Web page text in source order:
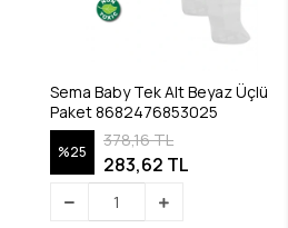
Sema Baby Tek Alt Beyaz Üçlü
Paket 8682476853025
%25
378,16 TL
283,62 TL